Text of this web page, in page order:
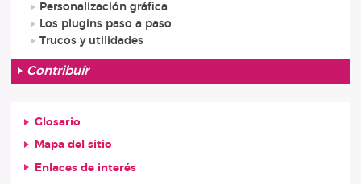
Personalización gráfica
Los plugins paso a paso
Trucos y utilidades
Contribuír
Glosario
Mapa del sitio
Enlaces de interés